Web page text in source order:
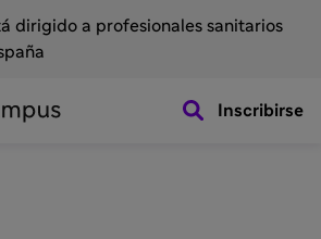
dirigido a profesionales sanitarios
Inscribirse